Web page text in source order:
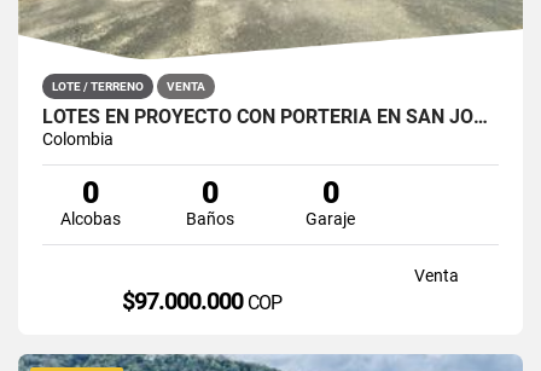
LOTE / TERRENO VENTA
LOTES EN PROYECTO CON PORTERÍA EN SAN JOSÉ DEL NUS, SAN ROQUE
Colombia
0
Alcobas
0
Baños
0
Garaje
Venta
$97.000.000 COP